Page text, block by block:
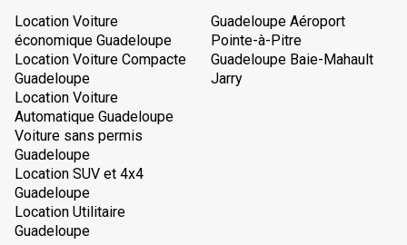
Location Voiture
économique Guadeloupe
Location Voiture Compacte
Guadeloupe
Location Voiture
Automatique Guadeloupe
Voiture sans permis
Guadeloupe
Location SUV et 4x4
Guadeloupe
Location Utilitaire
Guadeloupe
Guadeloupe Aéroport
Pointe-à-Pitre
Guadeloupe Baie-Mahault
Jarry